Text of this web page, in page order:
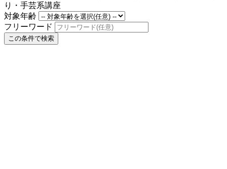
り・手芸系講座
対象年齢
フリーワード